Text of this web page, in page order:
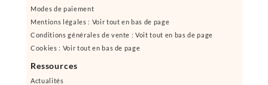
Modes de paiement
Mentions légales : Voir tout en bas de page
Conditions générales de vente : Voit tout en bas de page
Cookies : Voir tout en bas de page
Ressources
Actualités